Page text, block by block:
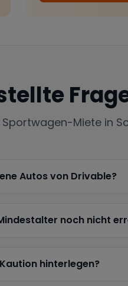
Miete in
Autos von Drivable?
noch nicht
hinterlegen?